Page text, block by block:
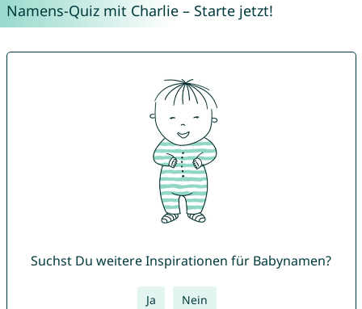
Namens-Quiz mit Charlie – Starte jetzt!
Suchst Du weitere Inspirationen für Babynamen?
Ja Nein